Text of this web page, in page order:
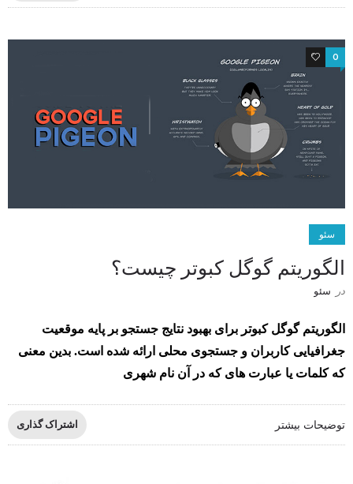
0
1
سئو
الگوریتم گوگل کبوتر چیست؟
در سئو
الگوریتم گوگل کبوتر برای بهبود نتایج جستجو بر پایه موقعیت
جغرافیایی کاربران و جستجوی محلی ارائه شده است. بدین معنی
که کلمات یا عبارت های که در آن نام شهری
توضیحات بیشتر اشتراک گذاری